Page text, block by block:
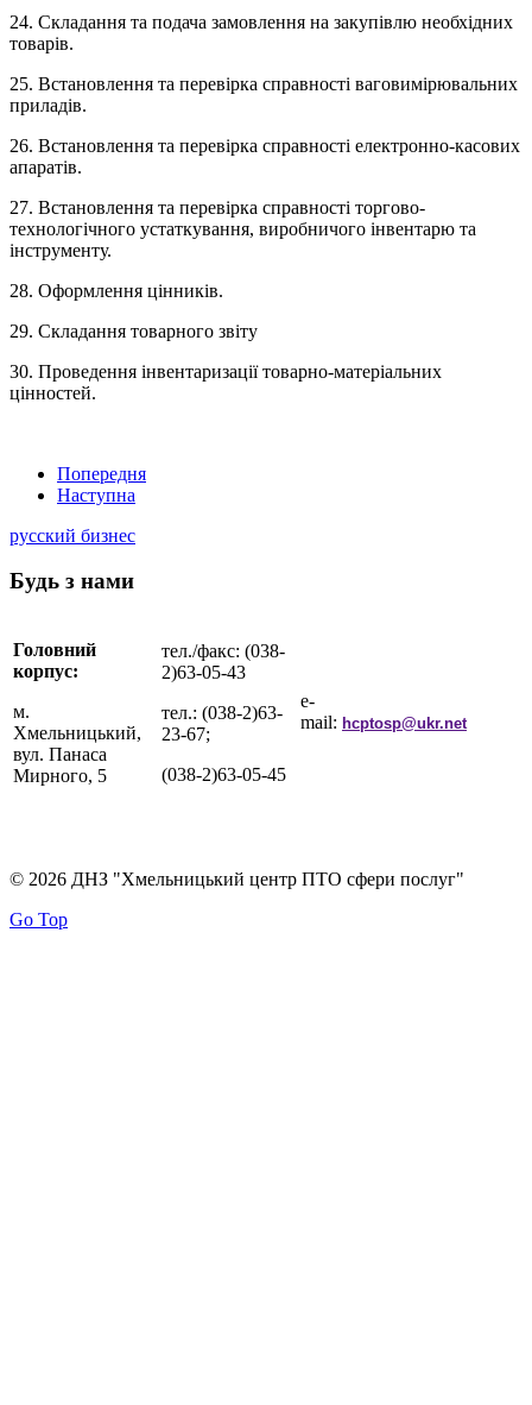
24. Складання та подача замовлення на закупівлю необхідних
товарів.
25. Встановлення та перевірка справності ваговимірювальних
приладів.
26. Встановлення та перевірка справності електронно-касових
апаратів.
27. Встановлення та перевірка справності торгово-
технологічного устаткування, виробничого інвентарю та
інструменту.
28. Оформлення цінників.
29. Складання товарного звіту
30. Проведення інвентаризації товарно-матеріальних
цінностей.
Попередня
Наступна
русский бизнес
Будь з нами
Головний
корпус:
м.
Хмельницький,
вул. Панаса
Мирного, 5
тел./факс: (038-
2)63-05-43
тел.: (038-2)63-
23-67;
(038-2)63-05-45
e-
mail: hcptosp@ukr.net
© 2026 ДНЗ "Хмельницький центр ПТО сфери послуг"
Go Top